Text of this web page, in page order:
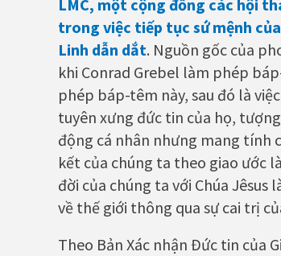
LMC, một cộng đồng các hội
trong việc tiếp tục sứ mệnh
Linh dẫn dắt. Nguồn gốc của
khi Conrad Grebel làm phép
phép báp-têm này, sau đó là
tuyên xưng đức tin của họ,
động cá nhân nhưng mang tính
kết của chúng ta theo giao ước
đời của chúng ta với Chúa
về thế giới thông qua sự cai trị
Theo Bản Xác nhận Đức tin của